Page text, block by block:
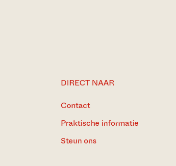
DIRECT NAAR
Contact
Praktische informatie
Steun ons